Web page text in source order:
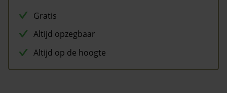
Gratis
Altijd opzegbaar
Altijd op de hoogte